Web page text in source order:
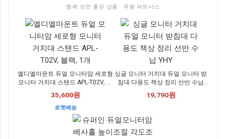
함께 보면 좋은 상품 · 쿠팡 파트너스
엘디엘마운트 듀얼 모니터암 세로형
모니터 거치대 스탠드 APL-T02V, 블
35,600원
로켓배송
싱글 모니터 거치대 듀얼 모니터 받
침대 다용도 책상 정리 선반 수납
19,790원